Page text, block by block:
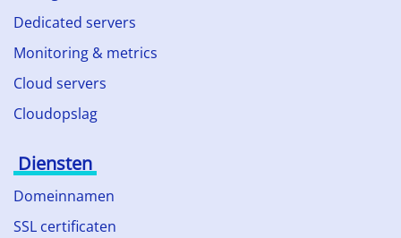
Dedicated servers
Monitoring & metrics
Cloud servers
Cloudopslag
Diensten
Domeinnamen
SSL certificaten